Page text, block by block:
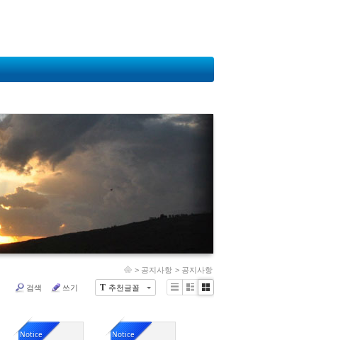
> 공지사항 > 공지사항
T 추천글꼴
검색 쓰기
ListZineGallery
Notice Notice